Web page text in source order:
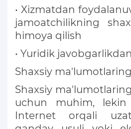
• Xizmatdan
jamoatchilikning
himoya qilish
• Yuridik
Shaxsiy
Shaxsiy
uchun muhim,
Internet orqali